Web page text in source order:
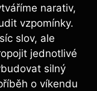
narativ,
vzpomínky.
slov, ale
jednotlivé
silný
o víkendu